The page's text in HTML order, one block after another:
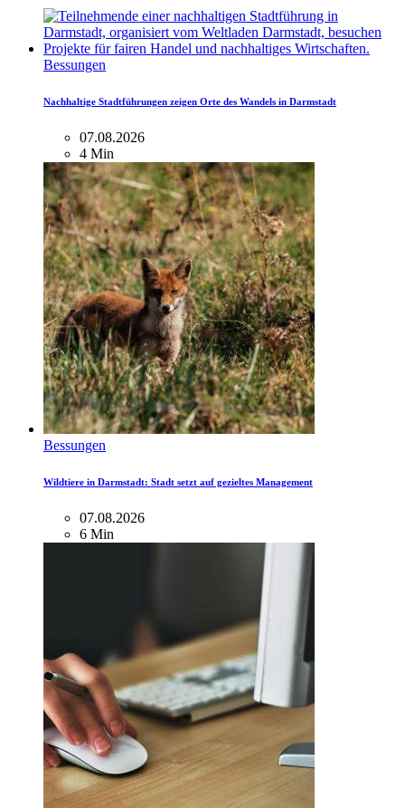
Bessungen
Nachhaltige Stadtführungen zeigen Orte des Wandels in Darmstadt
07.08.2026
4 Min
Bessungen
Wildtiere in Darmstadt: Stadt setzt auf gezieltes Management
07.08.2026
6 Min